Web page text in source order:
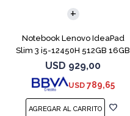
Notebook Lenovo IdeaPad
Slim 3 i5-12450H 512GB 16GB
15.6"
USD 929,00
USD 789,65